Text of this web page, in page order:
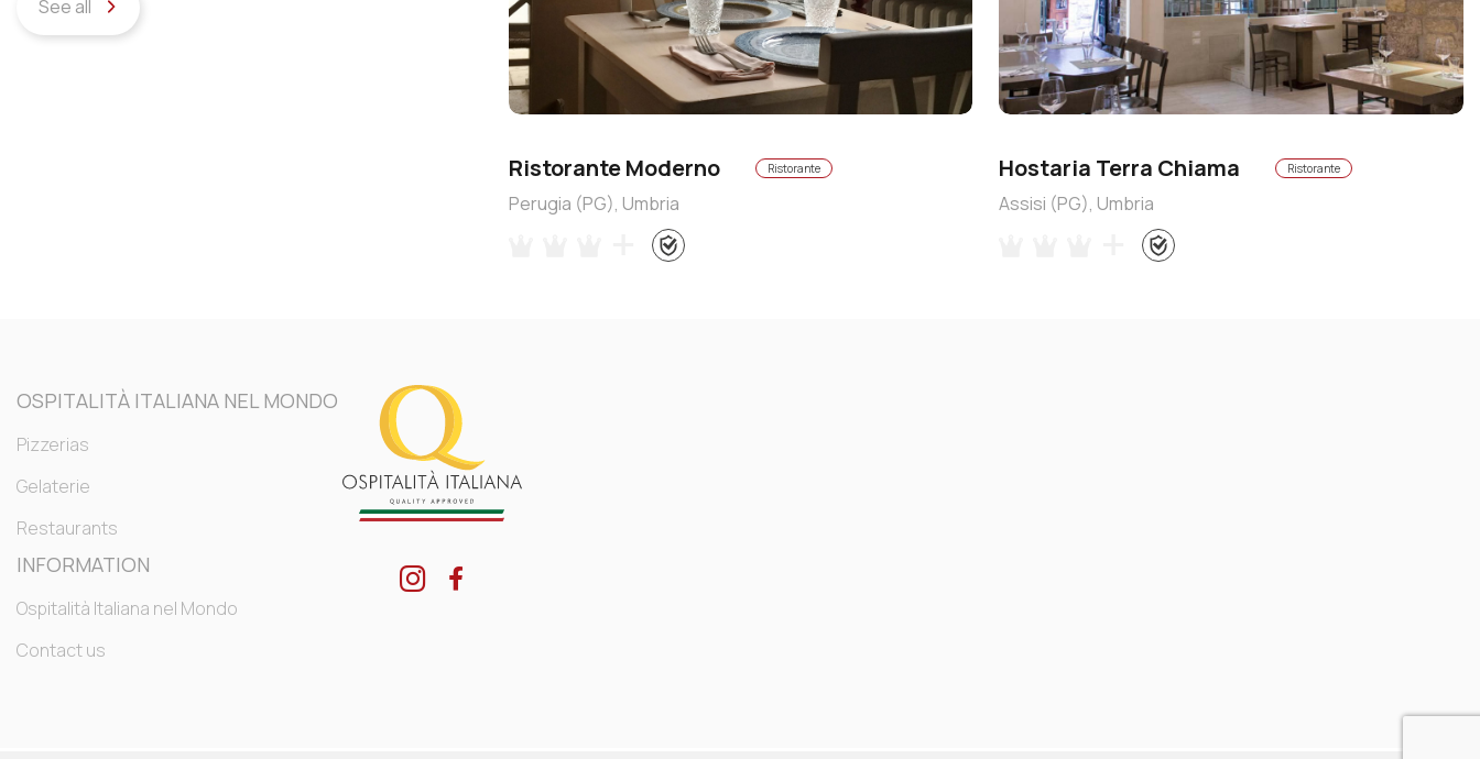
See all
Ristorante Moderno Ristorante
Perugia (PG), Umbria
Hostaria Terra Chiama Ristorante
Assisi (PG), Umbria
OSPITALITÀ ITALIANA NEL MONDO
Pizzerias
Gelaterie
Restaurants
INFORMATION
Ospitalità Italiana nel Mondo
Contact us